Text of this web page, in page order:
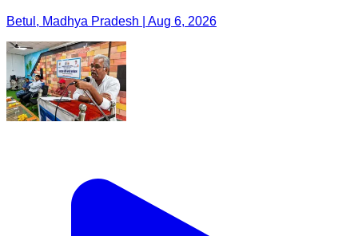
Betul, Madhya Pradesh | Aug 6, 2026